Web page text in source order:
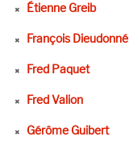
Étienne Greib
François Dieudonné
Fred Paquet
Fred Valion
Gérôme Guibert